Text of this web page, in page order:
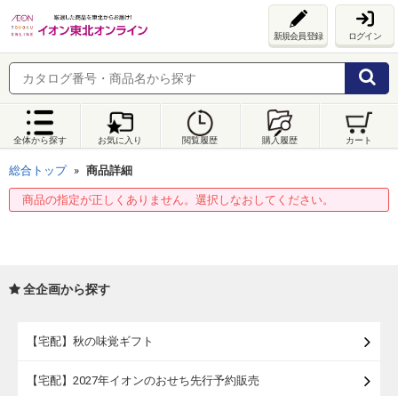
新規会員登録 ログイン
全体から探す お気に入り 閲覧履歴 購入履歴 カート
総合トップ 商品詳細
商品の指定が正しくありません。選択しなおしてください。
全企画から探す
【宅配】秋の味覚ギフト
【宅配】2027年イオンのおせち先行予約販売